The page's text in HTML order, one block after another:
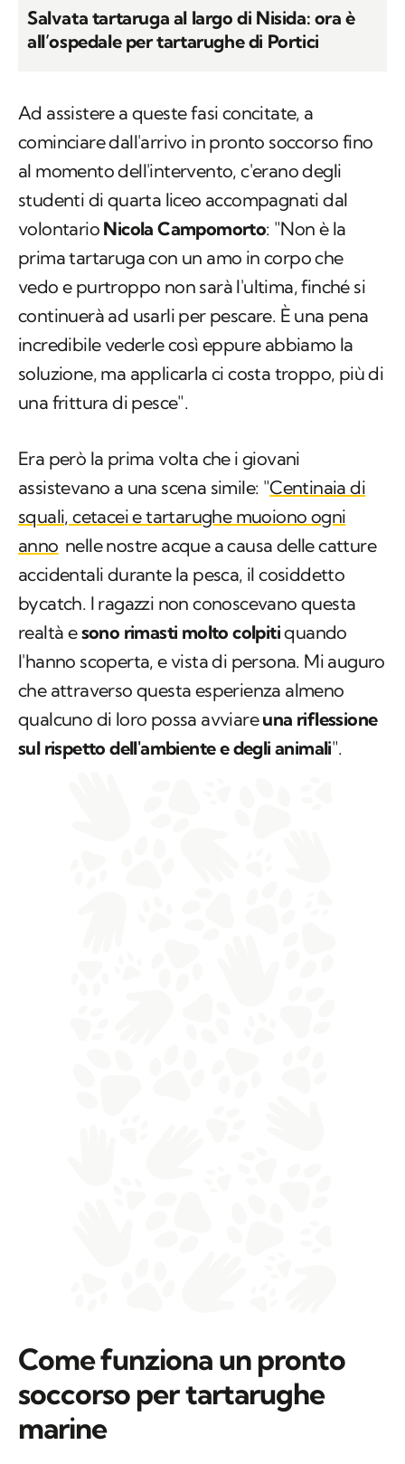
Salvata tartaruga al largo di Nisida: ora è
all’ospedale per tartarughe di Portici
Ad assistere a queste fasi concitate, a
cominciare dall'arrivo in pronto soccorso fino
al momento dell'intervento, c'erano degli
studenti di quarta liceo accompagnati dal
volontario Nicola Campomorto: "Non è la
prima tartaruga con un amo in corpo che
vedo e purtroppo non sarà l'ultima, finché si
continuerà ad usarli per pescare. È una pena
incredibile vederle così eppure abbiamo la
soluzione, ma applicarla ci costa troppo, più di
una frittura di pesce".
Era però la prima volta che i giovani
assistevano a una scena simile: "Centinaia di
squali, cetacei e tartarughe muoiono ogni
anno nelle nostre acque a causa delle catture
accidentali durante la pesca, il cosiddetto
bycatch. I ragazzi non conoscevano questa
realtà esono rimasti molto colpitiquando
l'hanno scoperta, e vista di persona. Mi auguro
che attraverso questa esperienza almeno
qualcuno di loro possa avviareuna riflessione
sul rispetto dell'ambiente e degli animali".
Come funziona un pronto
soccorso per tartarughe
marine